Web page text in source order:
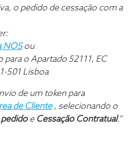
o pedido de cessação com a
NOSou
o Apartado 52111, EC
501 Lisboa
de um token para
de Cliente, selecionando o
pedidoe Cessação Contratual.”